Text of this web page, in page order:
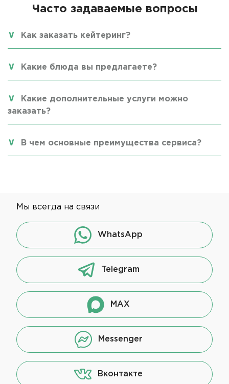
Часто задаваемые вопросы
Как заказать кейтеринг?
Какие блюда вы предлагаете?
Какие дополнительные услуги можно
заказать?
В чем основные преимущества сервиса?
Мы всегда на связи
WhatsApp
Telegram
MAX
Messenger
Вконтакте